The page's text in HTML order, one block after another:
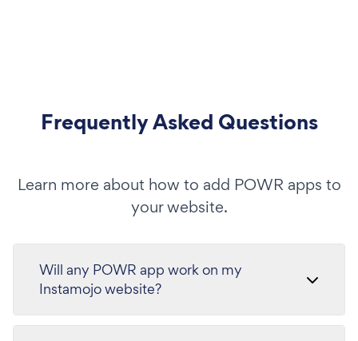
Frequently Asked Questions
Learn more about how to add POWR apps to
your website.
Will any POWR app work on my
Instamojo website?